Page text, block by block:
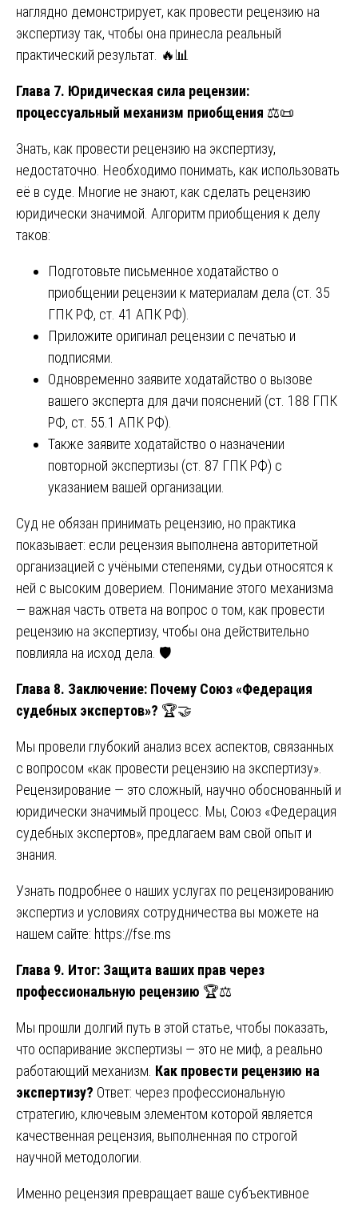
наглядно демонстрирует, как провести рецензию на
экспертизу так, чтобы она принесла реальный
практический результат. 🔥📊
Глава 7. Юридическая сила рецензии:
процессуальный механизм приобщения ⚖️📜
Знать, как провести рецензию на экспертизу,
недостаточно. Необходимо понимать, как использовать
её в суде. Многие не знают, как сделать рецензию
юридически значимой. Алгоритм приобщения к делу
таков:
Подготовьте письменное ходатайство о
приобщении рецензии к материалам дела (ст. 35
ГПК РФ, ст. 41 АПК РФ).
Приложите оригинал рецензии с печатью и
подписями.
Одновременно заявите ходатайство о вызове
вашего эксперта для дачи пояснений (ст. 188 ГПК
РФ, ст. 55.1 АПК РФ).
Также заявите ходатайство о назначении
повторной экспертизы (ст. 87 ГПК РФ) с
указанием вашей организации.
Суд не обязан принимать рецензию, но практика
показывает: если рецензия выполнена авторитетной
организацией с учёными степенями, судьи относятся к
ней с высоким доверием. Понимание этого механизма
— важная часть ответа на вопрос о том, как провести
рецензию на экспертизу, чтобы она действительно
повлияла на исход дела. 🛡️
Глава 8. Заключение: Почему Союз «Федерация
судебных экспертов»? 🏆🤝
Мы провели глубокий анализ всех аспектов, связанных
с вопросом «как провести рецензию на экспертизу».
Рецензирование — это сложный, научно обоснованный и
юридически значимый процесс. Мы, Союз «Федерация
судебных экспертов», предлагаем вам свой опыт и
знания.
Узнать подробнее о наших услугах по рецензированию
экспертиз и условиях сотрудничества вы можете на
нашем сайте: https://fse.ms
Глава 9. Итог: Защита ваших прав через
профессиональную рецензию 🏆⚖️
Мы прошли долгий путь в этой статье, чтобы показать,
что оспаривание экспертизы — это не миф, а реально
работающий механизм. Как провести рецензию на
экспертизу? Ответ: через профессиональную
стратегию, ключевым элементом которой является
качественная рецензия, выполненная по строгой
научной методологии.
Именно рецензия превращает ваше субъективное